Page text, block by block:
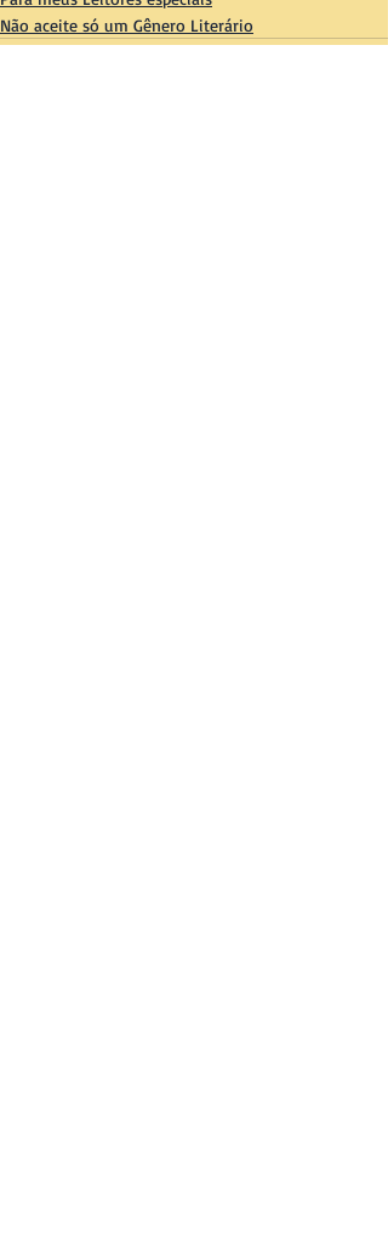
Não aceite só um Gênero Literário